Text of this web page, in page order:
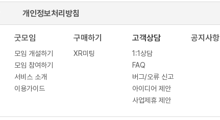
개인정보처리방침
굿모임
모임 개설하기
모임 참여하기
서비스 소개
이용가이드
구매하기
XR미팅
고객상담
1:1상담
FAQ
버그/오류 신고
아이디어 제안
사업제휴 제안
공지사항